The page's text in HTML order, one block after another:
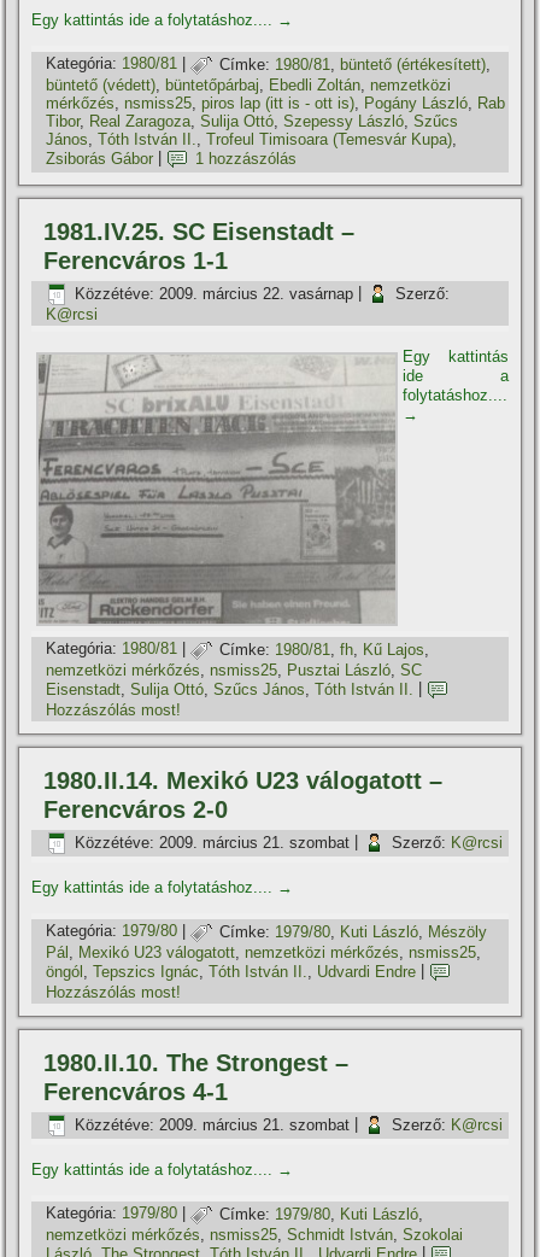
Egy kattintás ide a folytatáshoz.... →
Kategória: 1980/81 | Címke: 1980/81 ,büntető (értékesí­tett)
büntető (védett), büntetőpárbaj, Ebedli Zoltán, nemzetközi
mérkőzés, nsmiss25,piros lap (itt is - ott is), Pogány László, Rab
Tibor, Real Zaragoza,Sulija Ottó,Szepessy László,Szűcs
János,Tóth István II.,Trofeul Timisoara (Temesvár Kupa),
Zsiborás Gábor
1 hozzászólás
1981.IV.25. SC Eisenstadt –
Ferencváros 1-1
Közzétéve: 2009. március 22. vasárnap
Szerző:
K@rcsi
Egy kattintás
ide a
folytatáshoz....
→
Kategória: 1980/81 | Címke: 1980/81 ,fh Kű Lajos
nemzetközi mérkőzés, nsmiss25, Pusztai László,SC
Eisenstadt ,Sulija Ottó ,Szűcs János ,Tóth István II.
Hozzászólás most!
1980.II.14. Mexikó U23 válogatott –
Ferencváros 2-0
Közzétéve: 2009. március 21. szombat Szerző: K@rcsi
Egy kattintás ide a folytatáshoz.... →
Kategória: 1979/80 | Címke: 1979/80 Kuti László Mészöly
Pál , Mexikó U23 válogatott, nemzetközi mérkőzés, nsmiss25,
öngól ,Tepszics Ignác ,Tóth István II. Udvardi Endre
Hozzászólás most!
1980.II.10. The Strongest –
Ferencváros 4-1
Közzétéve: 2009. március 21. szombat Szerző: K@rcsi
Egy kattintás ide a folytatáshoz.... →
Kategória: 1979/80 | Címke: 1979/80 Kuti László
nemzetközi mérkőzés, nsmiss25,Schmidt István,Szokolai
László ,The Strongest ,Tóth István II. Udvardi Endre